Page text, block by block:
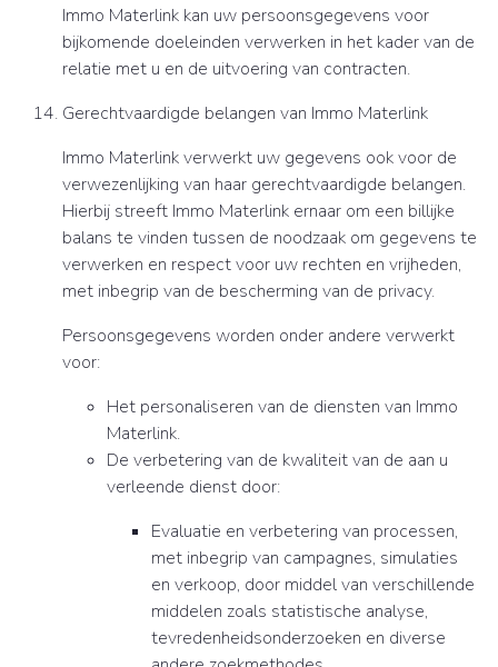
Immo Materlink kan uw persoonsgegevens voor
bijkomende doeleinden verwerken in het kader van de
relatie met u en de uitvoering van contracten.
Gerechtvaardigde belangen van Immo Materlink
Immo Materlink verwerkt uw gegevens ook voor de
verwezenlijking van haar gerechtvaardigde belangen.
Hierbij streeft Immo Materlink ernaar om een billijke
balans te vinden tussen de noodzaak om gegevens te
verwerken en respect voor uw rechten en vrijheden,
met inbegrip van de bescherming van de privacy.
Persoonsgegevens worden onder andere verwerkt
voor:
Het personaliseren van de diensten van Immo
Materlink.
De verbetering van de kwaliteit van de aan u
verleende dienst door:
Evaluatie en verbetering van processen,
met inbegrip van campagnes, simulaties
en verkoop, door middel van verschillende
middelen zoals statistische analyse,
tevredenheidsonderzoeken en diverse